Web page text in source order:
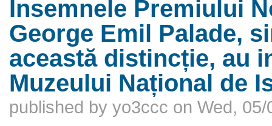
Însemnele Premiului
George Emil Palade,
această distincție, au
Muzeului Național de
published by yo3ccc on Wed,